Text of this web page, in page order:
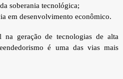
soberania tecnológica;
em desenvolvimento econômico.
geração de tecnologias de alta
é uma das vias mais